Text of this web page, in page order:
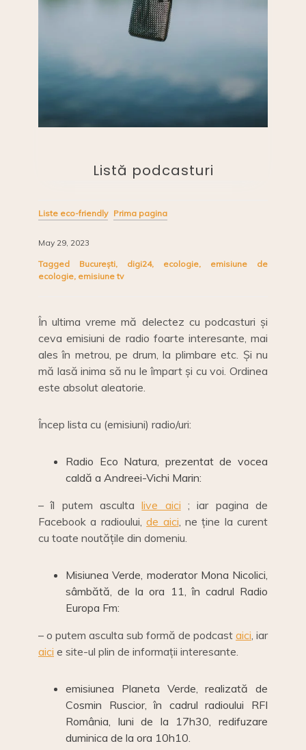
Listă podcasturi
Liste eco-friendly Prima pagina
May 29, 2023
Tagged București, digi24, ecologie, emisiune de
ecologie, emisiune tv
În ultima vreme mă delectez cu podcasturi și
ceva emisiuni de radio foarte interesante, mai
ales în metrou, pe drum, la plimbare etc. Și nu
mă lasă inima să nu le împart și cu voi. Ordinea
este absolut aleatorie.
Încep lista cu (emisiuni) radio/uri:
Radio Eco Natura, prezentat de vocea
caldă a Andreei-Vichi Marin:
– îl putem ascultalive aici ; iar pagina de
Facebook a radioului,de aici, ne ține la curent
cu toate noutățile din domeniu.
Misiunea Verde, moderator Mona Nicolici,
sâmbătă, de la ora 11, în cadrul Radio
Europa Fm:
– o putem asculta sub formă de podcast aici, iar
aici e site-ul plin de informații interesante.
emisiunea Planeta Verde, realizată de
Cosmin Ruscior, în cadrul radioului RFI
România, luni de la 17h30, redifuzare
duminica de la ora 10h10.